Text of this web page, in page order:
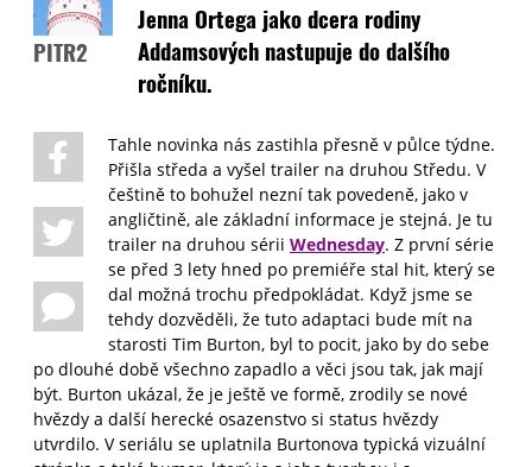
PITR2
Jenna Ortega jako dcera rodiny
Addamsových nastupuje do dalšího
ročníku.
Tahle novinka nás zastihla přesně v půlce týdne.
Přišla středa a vyšel trailer na druhou Středu. V
češtině to bohužel nezní tak povedeně, jako v
angličtině, ale základní informace je stejná. Je tu
trailer na druhou sérii Wednesday. Z první série
se před 3 lety hned po premiéře stal hit, který se
dal možná trochu předpokládat. Když jsme se
tehdy dozvěděli, že tuto adaptaci bude mít na
starosti Tim Burton, byl to pocit, jako by do sebe
po dlouhé době všechno zapadlo a věci jsou tak, jak mají
být. Burton ukázal, že je ještě ve formě, zrodily se nové
hvězdy a další herecké osazenstvo si status hvězdy
utvrdilo. V seriálu se uplatnila Burtonova typická vizuální